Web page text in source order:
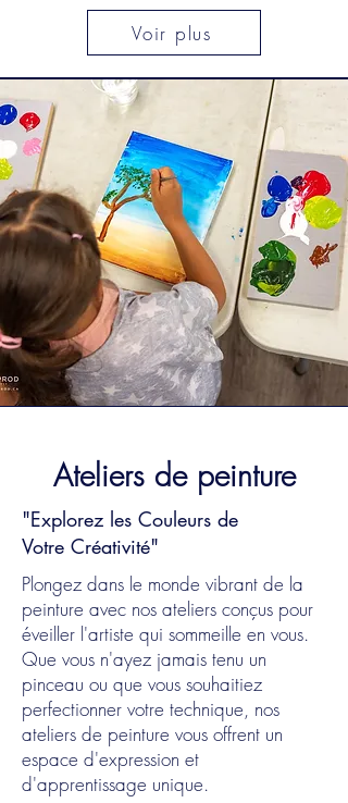
Voir plus
Ateliers de peinture
"Explorez les Couleurs de
Votre Créativité"
Plongez dans le monde vibrant de la
peinture avec nos ateliers conçus pour
éveiller l'artiste qui sommeille en vous.
Que vous n'ayez jamais tenu un
pinceau ou que vous souhaitiez
perfectionner votre technique, nos
ateliers de peinture vous offrent un
espace d'expression et
d'apprentissage unique.